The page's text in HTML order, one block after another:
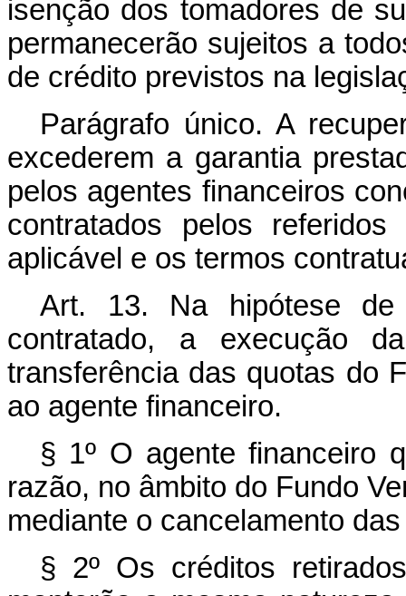
isenção dos tomadores de
permanecerão sujeitos a
de crédito previstos na
Parágrafo único. A
excederem a garantia
pelos agentes financeiros
contratados pelos
aplicável e os termos
Art. 13. Na hipótese de
contratado, a execução
transferência das quotas do
ao agente financeiro.
§ 1º O agente financeiro
razão, no âmbito do Fundo
mediante o cancelamento
§ 2º Os créditos